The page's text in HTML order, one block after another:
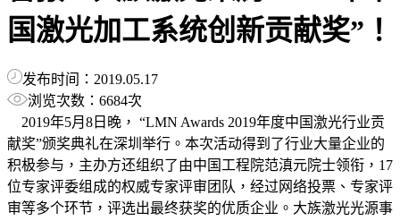
国激光加工系统创新贡献奖”！
发布时间：2019.05.17
浏览次数：6684次
2019年5月8日晚， “LMN Awards 2019年度中国激光行业贡
献奖”颁奖典礼在深圳举行。本次活动得到了行业大量企业的
积极参与，主办方还组织了由中国工程院范滇元院士领衔，17
位专家评委组成的权威专家评审团队，经过网络投票、专家评
审等多个环节，评选出最终获奖的优质企业。大族激光光源事